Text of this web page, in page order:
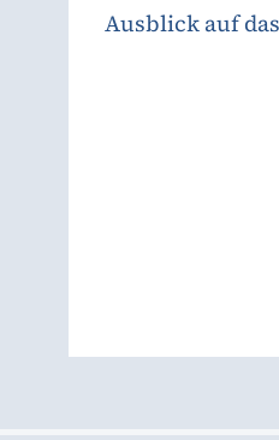
Ausblick auf